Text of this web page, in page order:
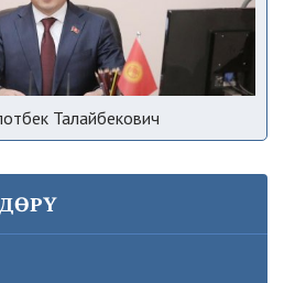
Талайбекович